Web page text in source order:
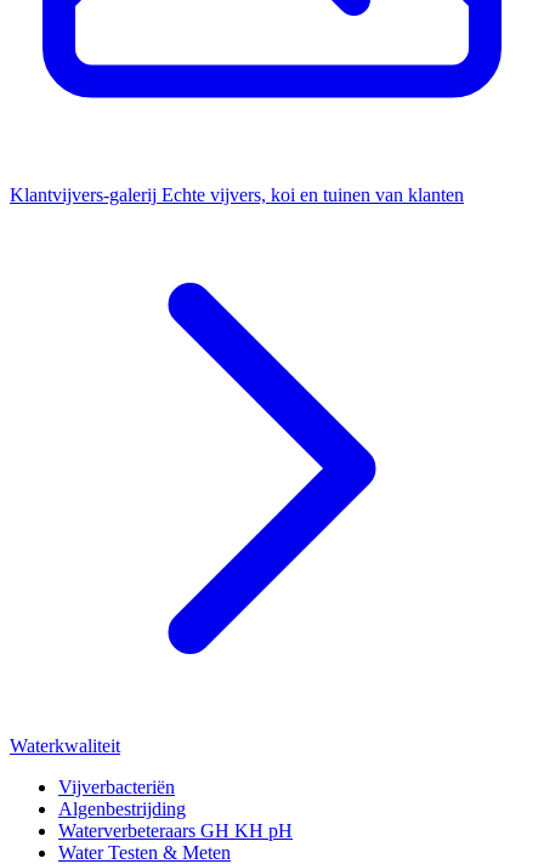
Klantvijvers-galerij Echte vijvers, koi en tuinen van klanten
Waterkwaliteit
Vijverbacteriën
Algenbestrijding
Waterverbeteraars GH KH pH
Water Testen & Meten